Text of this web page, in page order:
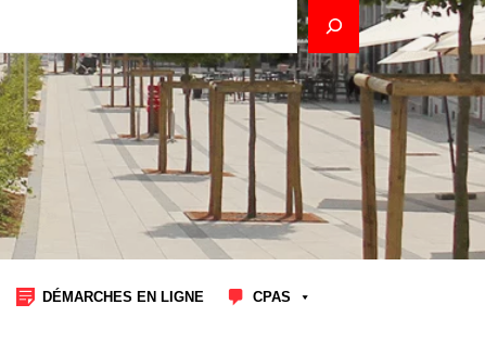
DÉMARCHES EN LIGNE CPAS